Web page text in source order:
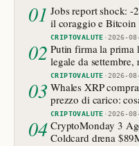
01 Jobs report shock: -
il coraggio e Bitcoin
CRIPTOVALUTE ·2026-
02 Putin firma la prima
legale da
CRIPTOVALUTE ·2026-
03 Whales XRP
prezzo di carico:
CRIPTOVALUTE ·2026-
04 CryptoMonday 3
Coldcard drena